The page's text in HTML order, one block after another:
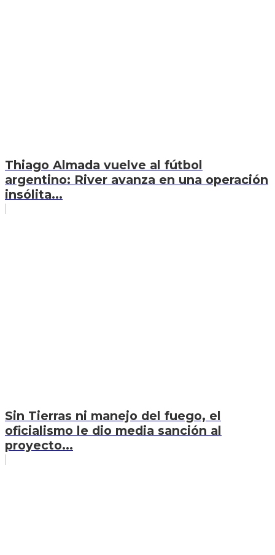
Thiago Almada vuelve al fútbol
argentino: River avanza en una operación
insólita...
Sin Tierras ni manejo del fuego, el
oficialismo le dio media sanción al
proyecto...